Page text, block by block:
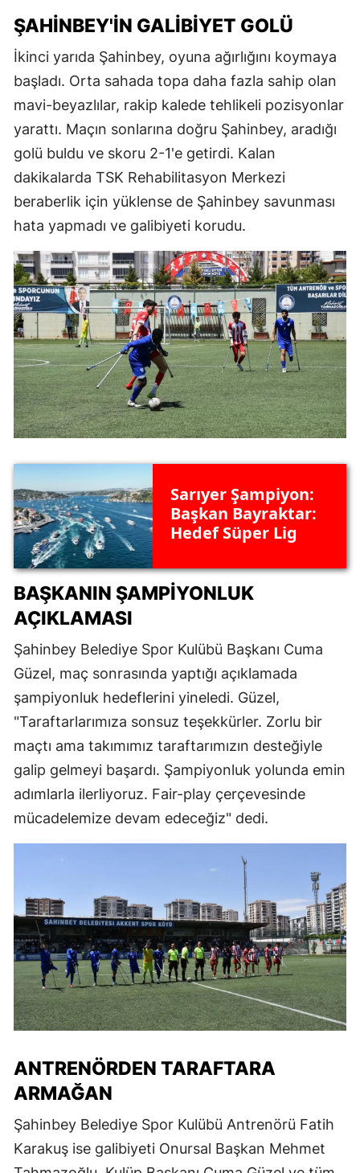
ŞAHINBEY'IN GALIBIYET GOLÜ
İkinci yarıda Şahinbey, oyuna ağırlığını koymaya
başladı. Orta sahada topa daha fazla sahip olan
mavi-beyazlılar, rakip kalede tehlikeli pozisyonlar
yarattı. Maçın sonlarına doğru Şahinbey, aradığı
golü buldu ve skoru 2-1'e getirdi. Kalan
dakikalarda TSK Rehabilitasyon Merkezi
beraberlik için yüklense de Şahinbey savunması
hata yapmadı ve galibiyeti korudu.
Sarıyer Şampiyon:
Başkan Bayraktar:
Hedef Süper Lig
BAŞKANIN ŞAMPIYONLUK
AÇIKLAMASI
Şahinbey Belediye Spor Kulübü Başkanı Cuma
Güzel, maç sonrasında yaptığı açıklamada
şampiyonluk hedeflerini yineledi. Güzel,
"Taraftarlarımıza sonsuz teşekkürler. Zorlu bir
maçtı ama takımımız taraftarımızın desteğiyle
galip gelmeyi başardı. Şampiyonluk yolunda emin
adımlarla ilerliyoruz. Fair-play çerçevesinde
mücadelemize devam edeceğiz" dedi.
ANTRENÖRDEN TARAFTARA
ARMAĞAN
Şahinbey Belediye Spor Kulübü Antrenörü Fatih
Karakuş ise galibiyeti Onursal Başkan Mehmet